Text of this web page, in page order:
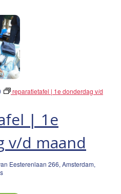
| 1e
v/d maand
reparatietafel | 1e donderdag v/d
Eesterenlaan 266, Amsterdam,